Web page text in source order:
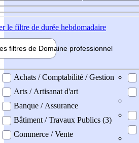
le filtre de durée hebdomadaire
filtres de Domaine professionnel
professionel
Achats / Comptabilité / Gestion
Arts / Artisanat d'art
Banque / Assurance
Bâtiment / Travaux Publics (3)
Commerce / Vente